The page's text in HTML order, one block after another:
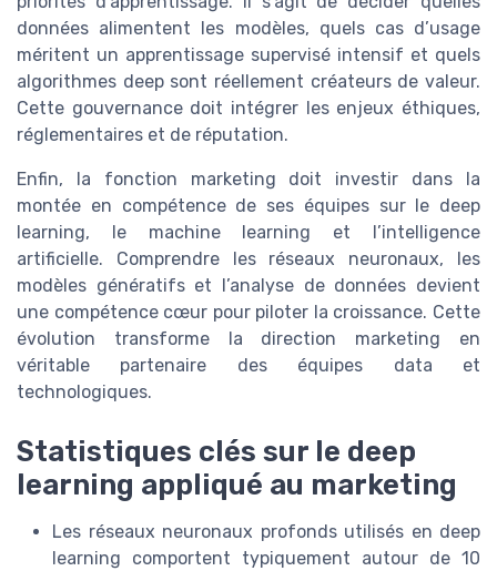
données alimentent les modèles, quels cas d’usage
méritent un apprentissage supervisé intensif et quels
algorithmes deep sont réellement créateurs de valeur.
Cette gouvernance doit intégrer les enjeux éthiques,
réglementaires et de réputation.
Enfin, la fonction marketing doit investir dans la
montée en compétence de ses équipes sur le deep
learning, le machine learning et l’intelligence
artificielle. Comprendre les réseaux neuronaux, les
modèles génératifs et l’analyse de données devient
une compétence cœur pour piloter la croissance. Cette
évolution transforme la direction marketing en
véritable partenaire des équipes data et
technologiques.
Statistiques clés sur le deep
learning appliqué au marketing
Les réseaux neuronaux profonds utilisés en deep
learning comportent typiquement autour de 10